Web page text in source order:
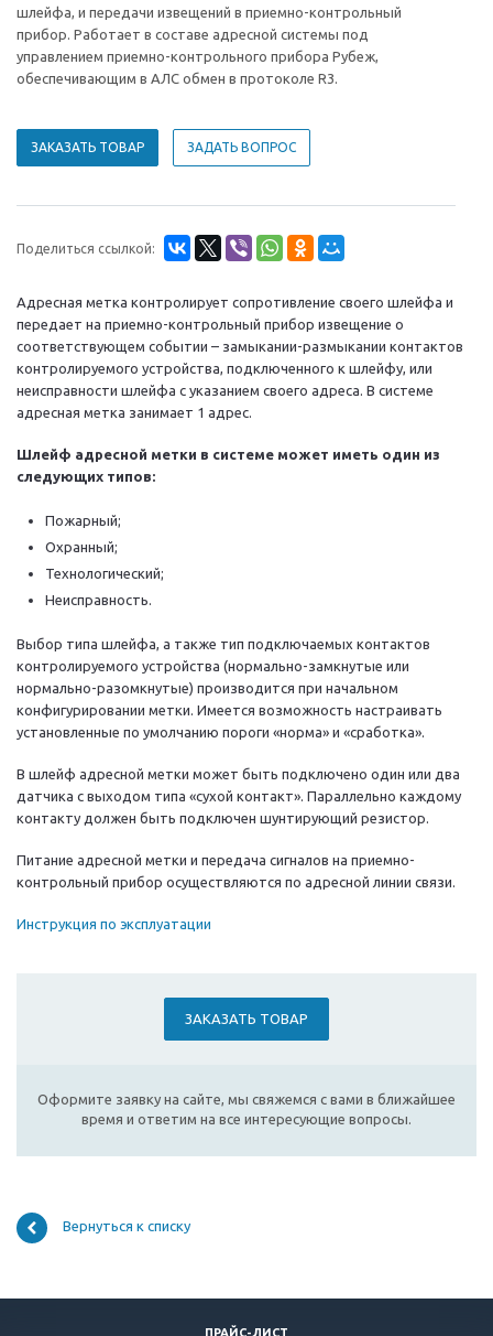
шлейфа, и передачи извещений в приемно-контрольный
прибор. Работает в составе адресной системы под
управлением приемно-контрольного прибора Рубеж,
обеспечивающим в АЛС обмен в протоколе R3.
ЗАКАЗАТЬ ТОВАР ЗАДАТЬ ВОПРОС
Поделиться ссылкой:
Адресная метка контролирует сопротивление своего шлейфа и
передает на приемно-контрольный прибор извещение о
соответствующем событии – замыкании-размыкании контактов
контролируемого устройства, подключенного к шлейфу, или
неисправности шлейфа с указанием своего адреса. В системе
адресная метка занимает 1 адрес.
Шлейф адресной метки в системе может иметь один из
следующих типов:
Пожарный;
Охранный;
Технологический;
Неисправность.
Выбор типа шлейфа, а также тип подключаемых контактов
контролируемого устройства (нормально-замкнутые или
нормально-разомкнутые) производится при начальном
конфигурировании метки. Имеется возможность настраивать
установленные по умолчанию пороги «норма» и «сработка».
В шлейф адресной метки может быть подключено один или два
датчика с выходом типа «сухой контакт». Параллельно каждому
контакту должен быть подключен шунтирующий резистор.
Питание адресной метки и передача сигналов на приемно-
контрольный прибор осуществляются по адресной линии связи.
Инструкция по эксплуатации
ЗАКАЗАТЬ ТОВАР
Оформите заявку на сайте, мы свяжемся с вами в ближайшее
время и ответим на все интересующие вопросы.
Вернуться к списку
ПРАЙС-ЛИСТ